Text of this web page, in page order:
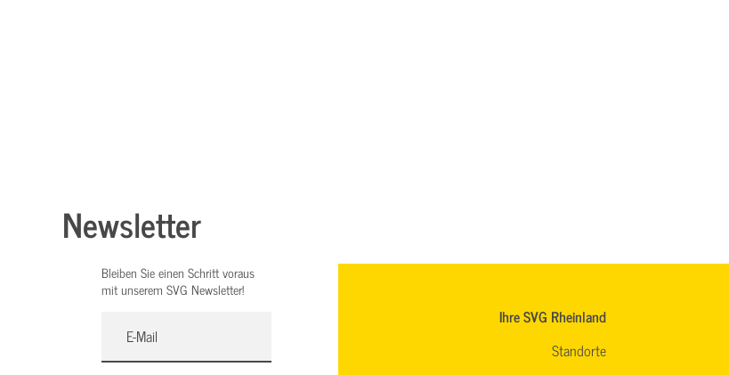
Newsletter
Bleiben Sie einen Schritt voraus
mit unserem SVG Newsletter!
Ihre SVG Rheinland
Standorte